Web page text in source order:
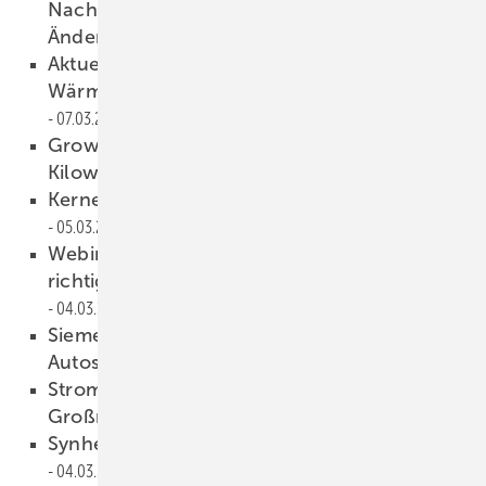
Nachbesserungen der geplanten
Änderungen
Aktuelle Studie: Klimaneutrale
Wärmeversorgung bis 2035 ist möglich
07.03.2022
Growatt: Stringwechselrichter mit 125
Kilowatt
Kernenergie ist Kriegsenergie, Herr Söder!
05.03.2022
Webinar am 24. März 2022: Solaranlagen
richtig vor Blitzeinschlag schützen
04.03.2022
Siemens stellt einfaches Ladekonzept für E-
Autos vor
Stromspeicher kappen Lastspitzen einer
Großmolkerei
Synhelion: Take-off mit Solarkerosin
04.03.2022